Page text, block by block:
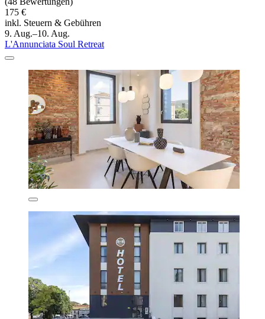
175 €
inkl. Steuern & Gebühren
9. Aug.–10. Aug.
L'Annunciata Soul Retreat